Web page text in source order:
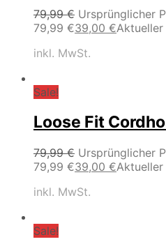
79,99€ Ursprünglicher
79,99 €39,00 €
inkl. MwSt.
Sale!
Loose Fit
79,99€ Ursprünglicher
79,99 €39,00 €
inkl. MwSt.
Sale!